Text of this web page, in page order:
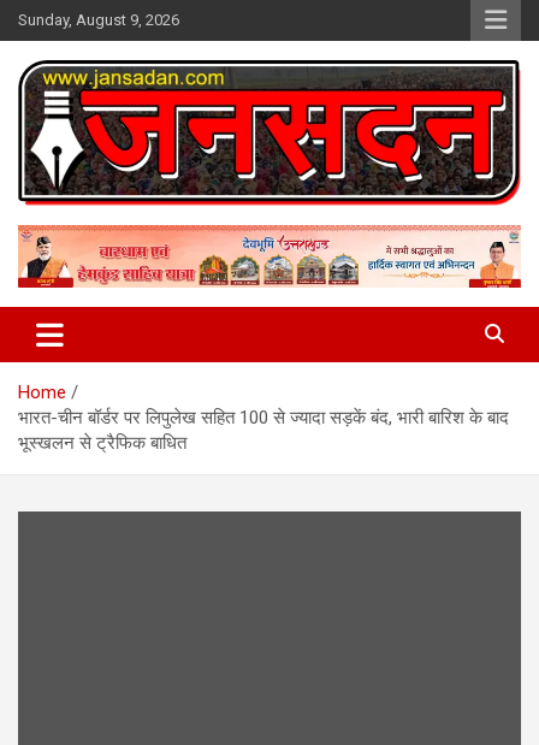
Skip
to
content
Sunday, August 9, 2026
Jan Sadan
Home
भारत-चीन बॉर्डर पर लिपुलेख सहित 100 से ज्यादा सड़कें बंद, भारी बारिश के बाद
भूस्खलन से ट्रैफिक बाधित